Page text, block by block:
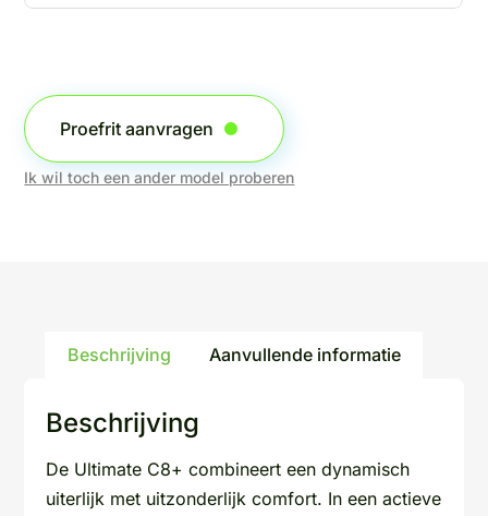
Proefrit aanvragen
Ik wil toch een ander model proberen
Beschrijving Aanvullende informatie
Beschrijving
De Ultimate C8+ combineert een dynamisch
uiterlijk met uitzonderlijk comfort. In een actieve